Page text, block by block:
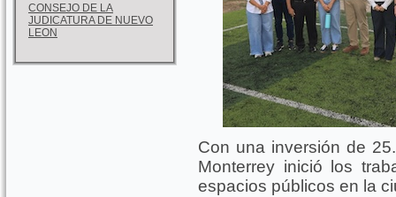
CONSEJO DE LA
JUDICATURA DE NUEVO
LEON
Con una inversión de
Monterrey inició los
espacios públicos en la